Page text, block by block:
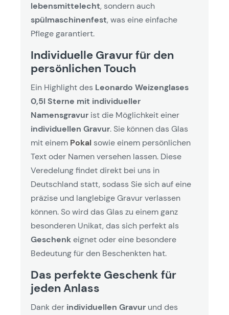
lebensmittelecht, sondern auch
spülmaschinenfest, was eine einfache
Pflege garantiert.
Individuelle Gravur für den
persönlichen Touch
Ein Highlight des Leonardo Weizenglases
0,5l Sterne mit individueller
Namensgravur ist die Möglichkeit einer
individuellen Gravur. Sie können das Glas
mit einem Pokal sowie einem persönlichen
Text oder Namen versehen lassen. Diese
Veredelung findet direkt bei uns in
Deutschland statt, sodass Sie sich auf eine
präzise und langlebige Gravur verlassen
können. So wird das Glas zu einem ganz
besonderen Unikat, das sich perfekt als
Geschenkeignet oder eine besondere
Bedeutung für den Beschenkten hat.
Das perfekte Geschenk für
jeden Anlass
Dank der individuellen Gravur und des